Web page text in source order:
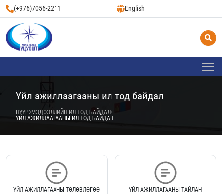
(+976)7056-2211 English
Үйл ажиллаагааны ил тод байдал
НҮҮР МЭДЭЭЛЛИЙН ИЛ ТОД БАЙДАЛ
ҮЙЛ АЖИЛЛААГААНЫ ИЛ ТОД БАЙДАЛ
ҮЙЛ АЖИЛЛАГААНЫ ТӨЛӨВЛӨГӨӨ ҮЙЛ АЖИЛЛАГААНЫ ТАЙЛАН